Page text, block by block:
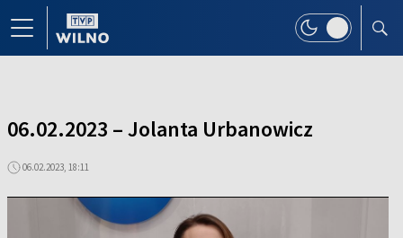
06.02.2023 – Jolanta Urbanowicz
06.02.2023, 18:11